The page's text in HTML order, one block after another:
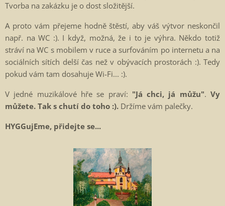
Tvorba na zakázku je o dost složitější.
A proto vám přejeme hodně štěstí, aby váš výtvor neskončil
např. na WC :). I když, možná, že i to je výhra. Někdo totiž
stráví na WC s mobilem v ruce a surfováním po internetu a na
sociálních sítích delší čas než v obývacích prostorách :). Tedy
pokud vám tam dosahuje Wi-Fi... :).
V jedné muzikálové hře se praví: "Já chci, já můžu".Vy
můžete. Tak s chutí do toho :). Držíme vám palečky.
HYGGujEme, přidejte se...